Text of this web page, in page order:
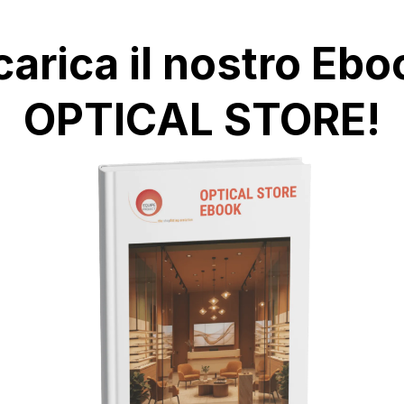
il nostro
OPTICAL STORE!